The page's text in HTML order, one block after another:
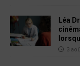
Léa
3